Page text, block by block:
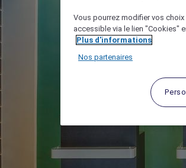
Vous pourrez modifier vos
accessible via le lien "Cookies"
Plus d'informations
Nos partenaires